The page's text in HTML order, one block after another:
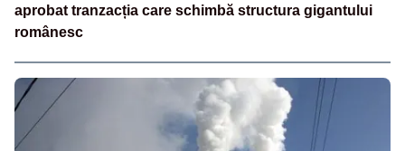
aprobat tranzacția care schimbă structura gigantului
românesc